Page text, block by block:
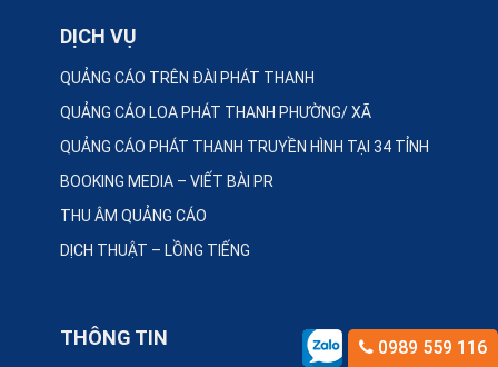
DỊCH VỤ
QUẢNG CÁO TRÊN ĐÀI PHÁT THANH
QUẢNG CÁO LOA PHÁT THANH PHƯỜNG/ XÃ
QUẢNG CÁO PHÁT THANH TRUYỀN HÌNH TẠI 34 TỈNH
BOOKING MEDIA – VIẾT BÀI PR
THU ÂM QUẢNG CÁO
DỊCH THUẬT – LỒNG TIẾNG
THÔNG TIN 0989 559 116